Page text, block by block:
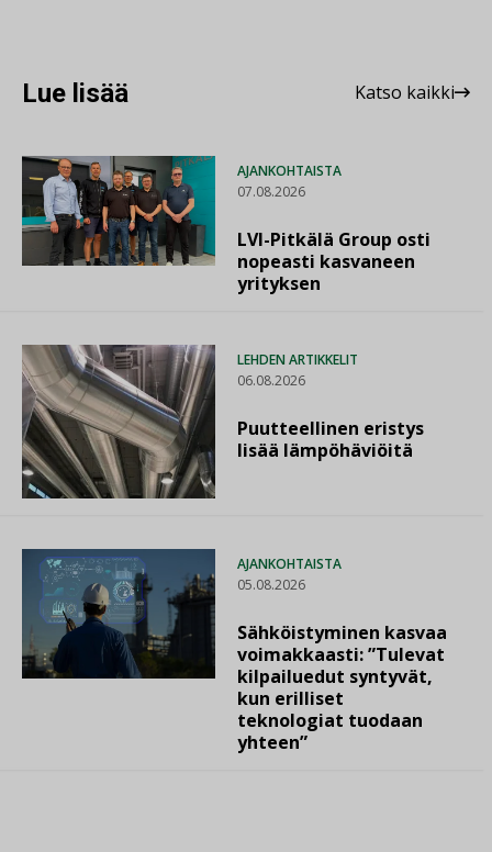
Lue lisää Katso kaikki
AJANKOHTAISTA
07.08.2026
LVI-Pitkälä Group osti
nopeasti kasvaneen
yrityksen
LEHDEN ARTIKKELIT
06.08.2026
Puutteellinen eristys
lisää lämpöhäviöitä
AJANKOHTAISTA
05.08.2026
Sähköistyminen kasvaa
voimakkaasti: ”Tulevat
kilpailuedut syntyvät,
kun erilliset
teknologiat tuodaan
yhteen”